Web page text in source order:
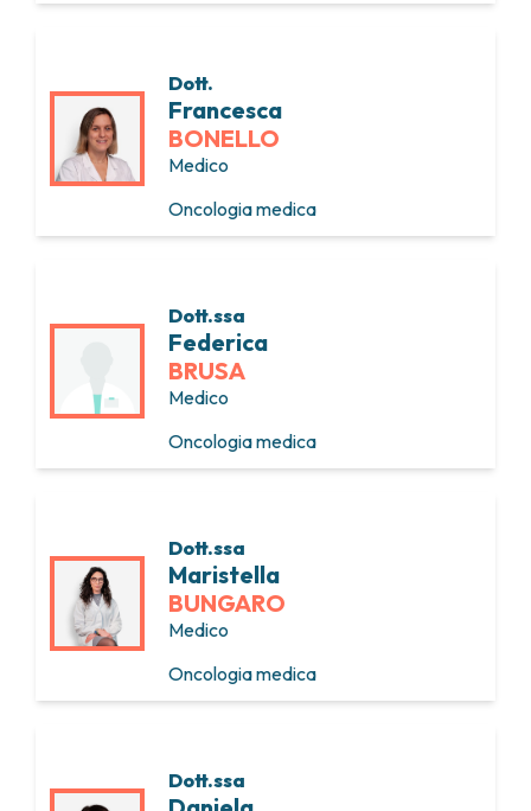
Dott.
Francesca
BONELLO
Medico
Oncologia medica
Dott.ssa
Federica
BRUSA
Medico
Oncologia medica
Dott.ssa
Maristella
BUNGARO
Medico
Oncologia medica
Dott.ssa